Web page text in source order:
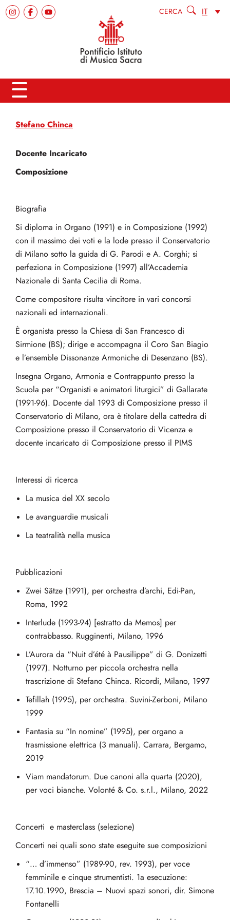
CERCA IT
Stefano Chinca
Docente Incaricato
Composizione
Biografia
Si diploma in Organo (1991) e in Composizione (1992)
con il massimo dei voti e la lode presso il Conservatorio
di Milano sotto la guida di G. Parodi e A. Corghi; si
perfeziona in Composizione (1997) all’Accademia
Nazionale di Santa Cecilia di Roma.
Come compositore risulta vincitore in vari concorsi
nazionali ed internazionali.
È organista presso la Chiesa di San Francesco di
Sirmione (BS); dirige e accompagna il Coro San Biagio
e l’ensemble Dissonanze Armoniche di Desenzano (BS).
Insegna Organo, Armonia e Contrappunto presso la
Scuola per “Organisti e animatori liturgici” di Gallarate
(1991-96). Docente dal 1993 di Composizione presso il
Conservatorio di Milano, ora è titolare della cattedra di
Composizione presso il Conservatorio di Vicenza e
docente incaricato di Composizione presso il PIMS
Interessi di ricerca
La musica del XX secolo
Le avanguardie musicali
La teatralità nella musica
Pubblicazioni
Zwei Sätze (1991), per orchestra d’archi, Edi-Pan,
Roma, 1992
Interlude (1993-94) [estratto da Memos] per
contrabbasso. Rugginenti, Milano, 1996
L’Aurora da “Nuit d’été à Pausilippe” di G. Donizetti
(1997). Notturno per piccola orchestra nella
trascrizione di Stefano Chinca. Ricordi, Milano, 1997
Tefillah (1995), per orchestra. Suvini-Zerboni, Milano
1999
Fantasia su “In nomine” (1995), per organo a
trasmissione elettrica (3 manuali). Carrara, Bergamo,
2019
Viam mandatorum. Due canoni alla quarta (2020),
per voci bianche. Volonté & Co. s.r.l., Milano, 2022
Concerti e masterclass (selezione)
Concerti nei quali sono state eseguite sue composizioni
“… d’immenso” (1989-90, rev. 1993), per voce
femminile e cinque strumentisti. 1a esecuzione:
17.10.1990, Brescia – Nuovi spazi sonori, dir. Simone
Fontanelli